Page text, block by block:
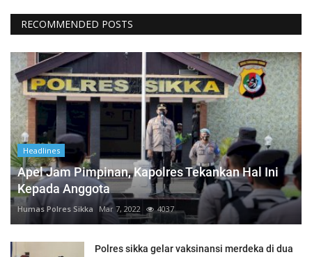
RECOMMENDED POSTS
Headlines
Apel Jam Pimpinan, Kapolres Tekankan Hal Ini
Kepada Anggota
Humas Polres Sikka Mar 7, 2022 4037
Polres sikka gelar vaksinansi merdeka di dua